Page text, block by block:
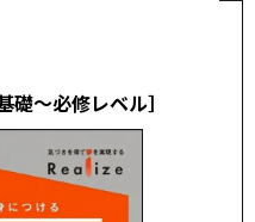
～必修レベル］